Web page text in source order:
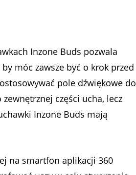
Inzone Buds pozwala
móc zawsze być o krok przed
pole dźwiękowe do
części ucha, lecz
Inzone Buds mają
na smartfon aplikacji 360